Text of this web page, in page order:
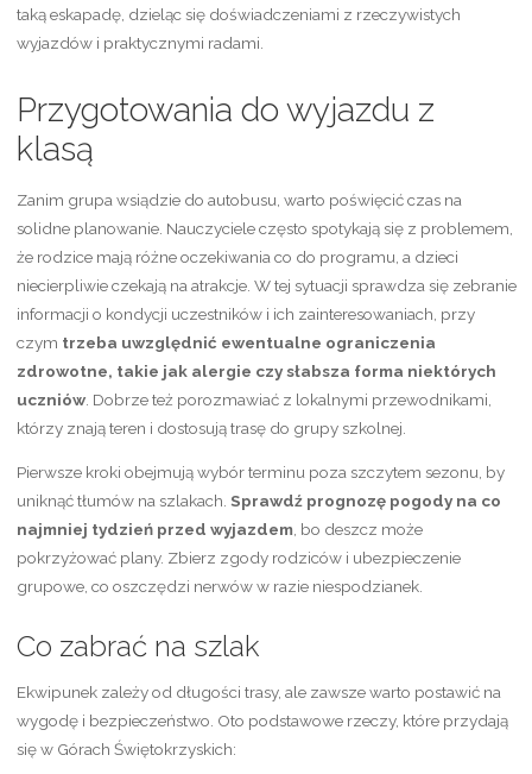
taką eskapadę, dzieląc się doświadczeniami z rzeczywistych
wyjazdów i praktycznymi radami.
Przygotowania do wyjazdu z
klasą
Zanim grupa wsiądzie do autobusu, warto poświęcić czas na
solidne planowanie. Nauczyciele często spotykają się z problemem,
że rodzice mają różne oczekiwania co do programu, a dzieci
niecierpliwie czekają na atrakcje. W tej sytuacji sprawdza się zebranie
informacji o kondycji uczestników i ich zainteresowaniach, przy
czym trzeba uwzględnić ewentualne ograniczenia
zdrowotne, takie jak alergie czy słabsza forma niektórych
uczniów. Dobrze też porozmawiać z lokalnymi przewodnikami,
którzy znają teren i dostosują trasę do grupy szkolnej.
Pierwsze kroki obejmują wybór terminu poza szczytem sezonu, by
uniknąć tłumów na szlakach. Sprawdź prognozę pogody na co
najmniej tydzień przed wyjazdem, bo deszcz może
pokrzyżować plany. Zbierz zgody rodziców i ubezpieczenie
grupowe, co oszczędzi nerwów w razie niespodzianek.
Co zabrać na szlak
Ekwipunek zależy od długości trasy, ale zawsze warto postawić na
wygodę i bezpieczeństwo. Oto podstawowe rzeczy, które przydają
się w Górach Świętokrzyskich: